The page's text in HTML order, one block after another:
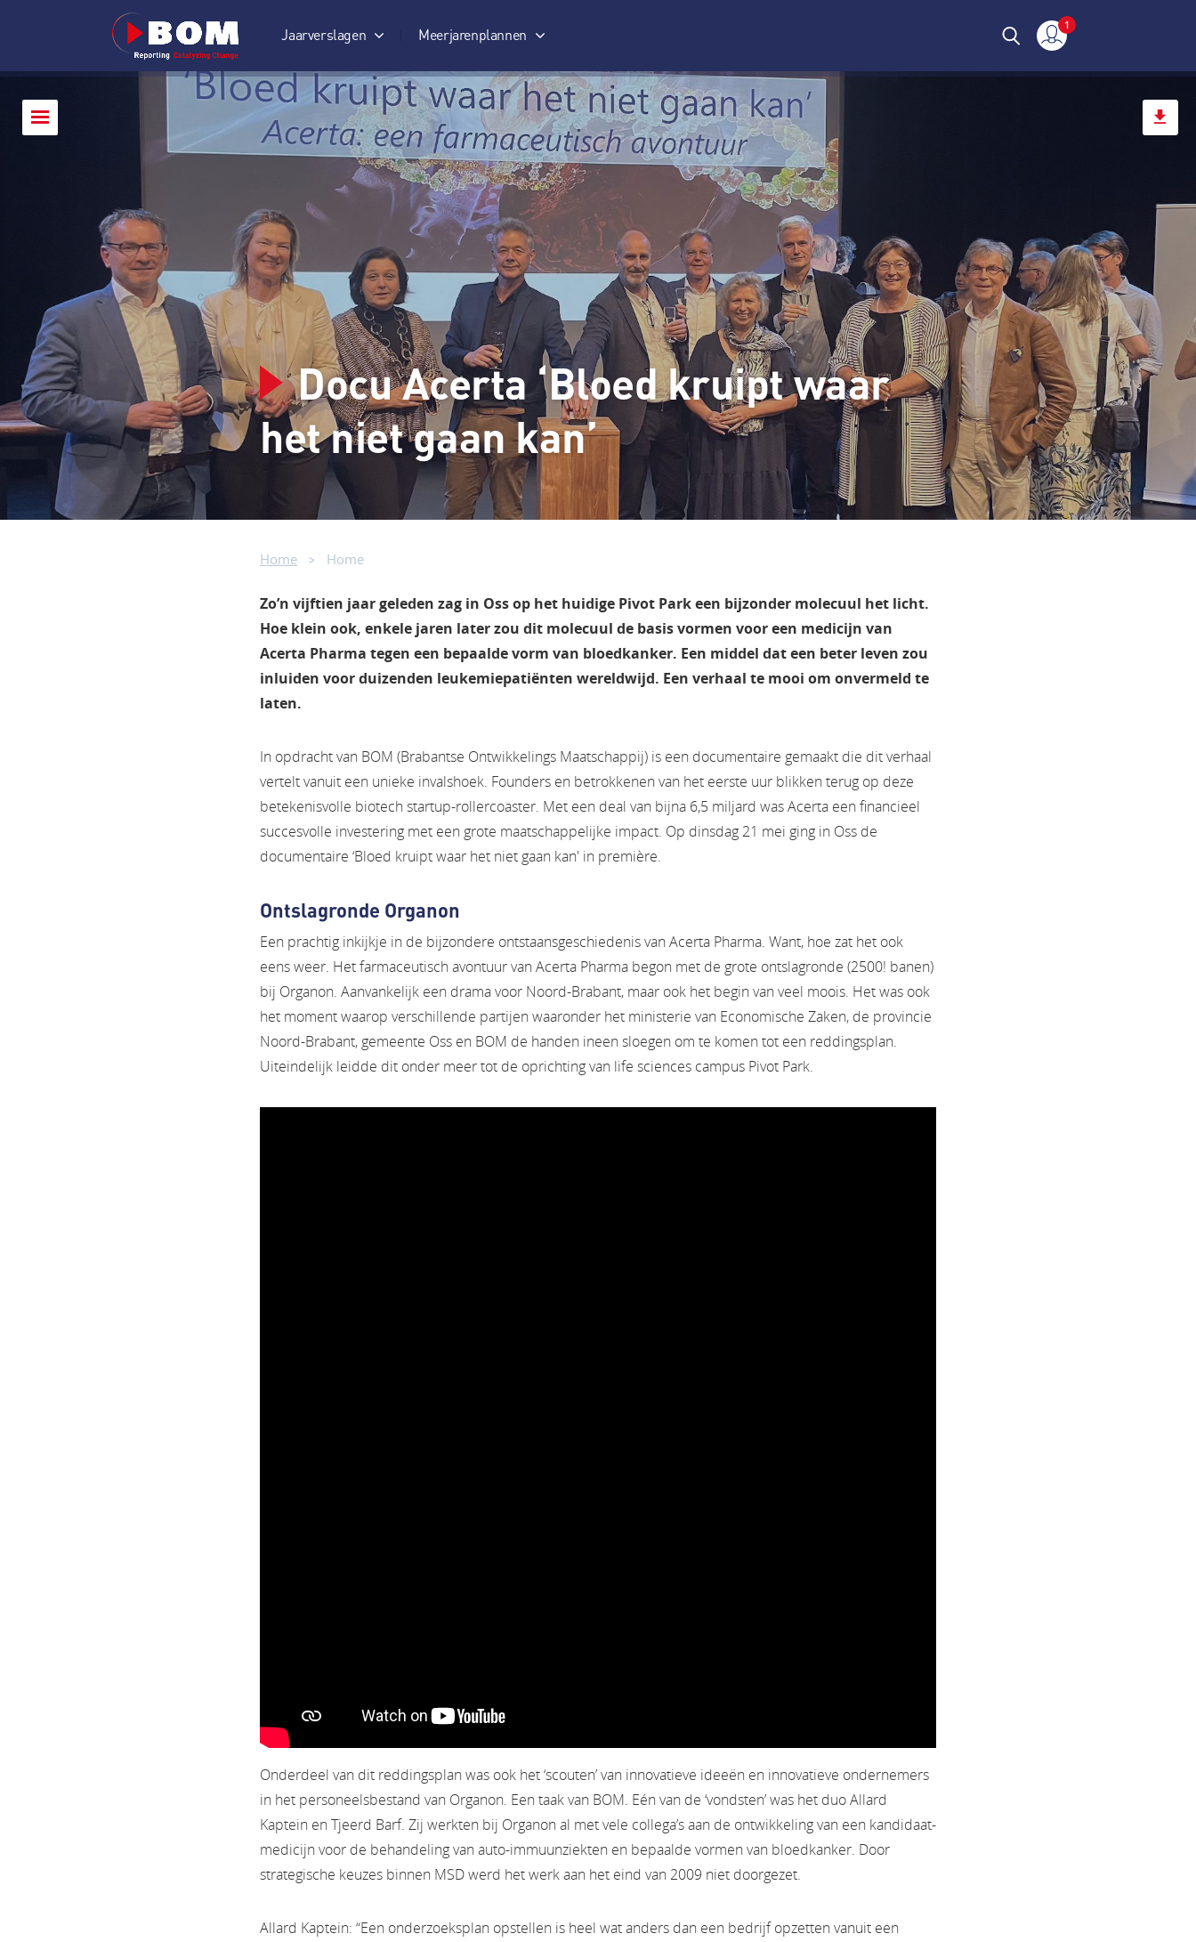
Jaarverslagen
Jaarverslag 2017
Meerjarenplannen
Meerjarenplan 2017-2020
Mijn verslag
1
Docu Acerta ‘Bloed kruipt waar
het niet gaan kan’
Home Home
Zo’n vijftien jaar geleden zag in Oss op het huidige Pivot Park een bijzonder molecuul het licht.
Hoe klein ook, enkele jaren later zou dit molecuul de basis vormen voor een medicijn van
Acerta Pharma tegen een bepaalde vorm van bloedkanker. Een middel dat een beter leven zou
inluiden voor duizenden leukemiepatiënten wereldwijd. Een verhaal te mooi om onvermeld te
laten.
In opdracht van BOM (Brabantse Ontwikkelings Maatschappij) is een documentaire gemaakt die dit verhaal
vertelt vanuit een unieke invalshoek. Founders en betrokkenen van het eerste uur blikken terug op deze
betekenisvolle biotech startup-rollercoaster. Met een deal van bijna 6,5 miljard was Acerta een financieel
succesvolle investering met een grote maatschappelijke impact. Op dinsdag 21 mei ging in Oss de
documentaire ‘Bloed kruipt waar het niet gaan kan' in première.
Ontslagronde Organon
Een prachtig inkijkje in de bijzondere ontstaansgeschiedenis van Acerta Pharma. Want, hoe zat het ook
eens weer. Het farmaceutisch avontuur van Acerta Pharma begon met de grote ontslagronde (2500! banen)
bij Organon. Aanvankelijk een drama voor Noord-Brabant, maar ook het begin van veel moois. Het was ook
het moment waarop verschillende partijen waaronder het ministerie van Economische Zaken, de provincie
Noord-Brabant, gemeente Oss en BOM de handen ineen sloegen om te komen tot een reddingsplan.
Uiteindelijk leidde dit onder meer tot de oprichting van life sciences campus Pivot Park.
Onderdeel van dit reddingsplan was ook het ‘scouten’ van innovatieve ideeën en innovatieve ondernemers
in het personeelsbestand van Organon. Een taak van BOM. Eén van de ‘vondsten’ was het duo Allard
Kaptein en Tjeerd Barf. Zij werkten bij Organon al met vele collega’s aan de ontwikkeling van een kandidaat-
medicijn voor de behandeling van auto-immuunziekten en bepaalde vormen van bloedkanker. Door
strategische keuzes binnen MSD werd het werk aan het eind van 2009 niet doorgezet.
Allard Kaptein: “Een onderzoeksplan opstellen is heel wat anders dan een bedrijf opzetten vanuit een